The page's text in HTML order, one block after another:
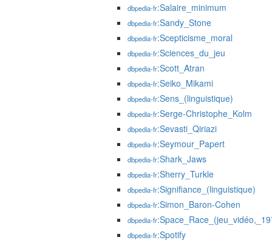
dbpedia-fr:Salaire_minimum
dbpedia-fr:Sandy_Stone
dbpedia-fr:Scepticisme_moral
dbpedia-fr:Sciences_du_jeu
dbpedia-fr:Scott_Atran
dbpedia-fr:Seiko_Mikami
dbpedia-fr:Sens_(linguistique)
dbpedia-fr:Serge-Christophe_Kolm
dbpedia-fr:Sevasti_Qiriazi
dbpedia-fr:Seymour_Papert
dbpedia-fr:Shark_Jaws
dbpedia-fr:Sherry_Turkle
dbpedia-fr:Signifiance_(linguistique)
dbpedia-fr:Simon_Baron-Cohen
dbpedia-fr
dbpedia-fr:Spotify